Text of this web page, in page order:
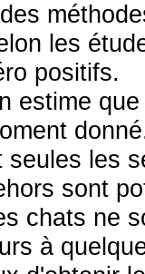
les
positifs.
estime
seules les
sont
chats ne
à